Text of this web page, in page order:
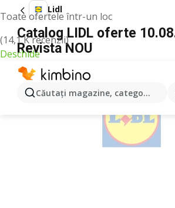
Toate ofertele într-un loc
(14,1 K recenzii)
Deschide
Căutaţi magazine, categorii,
Lidl
Catalog LIDL oferte
Revista NOU